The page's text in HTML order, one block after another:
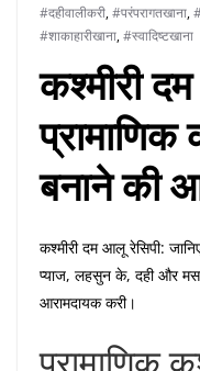
#दहीवालीकरी,#परंपरागतखाना,
#शाकाहारीखाना,#स्वादिष्टखाना
कश्मीरी
बनाने की
कश्मीरी दम आलू रेसिपी:
प्याज, लहसुन के, दही और
आरामदायक करी।
प्रामाणिक